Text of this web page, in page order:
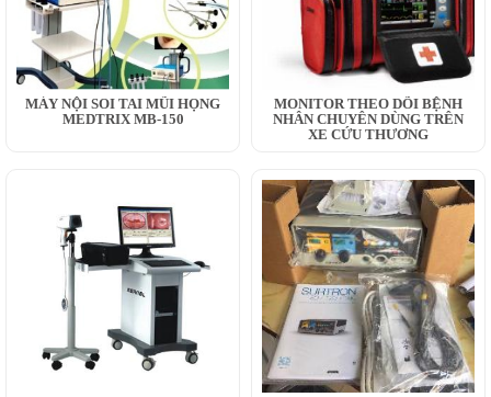
MÁY NỘI SOI TAI MŨI HỌNG
MEDTRIX MB-150
MONITOR THEO DÕI BỆNH
NHÂN CHUYÊN DÙNG TRÊN
XE CỨU THƯƠNG